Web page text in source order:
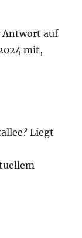
Antwort auf
mit,
Liegt